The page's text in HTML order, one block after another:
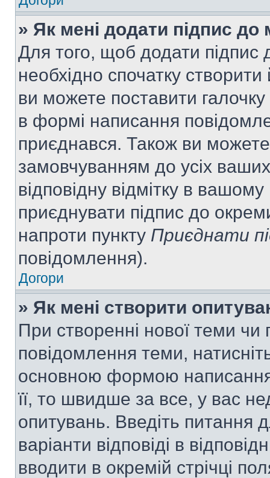
» Як мені додати підпис
Для того, щоб додати
необхідно спочатку
ви можете поставити
в формі написання
приєднався. Також ви
замовчуванням до усіх
відповідну відмітку в
приєднувати підпис до
напроти пункту Приєднати
повідомлення).
Догори
» Як мені створити
При створенні нової теми чи
повідомлення теми,
основною формою
її, то швидше за все, у вас
опитувань. Введіть питання
варіанти відповіді в
вводити в окремій стрічці